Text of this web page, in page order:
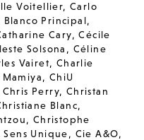
Voitellier,Carlo
Blanco Principal,
Cary,Cécile
Solsona , Céline
Vairet, Charlie
, ChiU
Chris Perry, Christan
Blanc,
, Christophe
Sens Unique, Cie A&O,